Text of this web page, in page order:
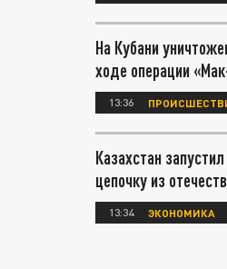
На Кубани
ходе операции
13:36
Казахстан
цепочку из
13:34 ЭКОНОМИКА